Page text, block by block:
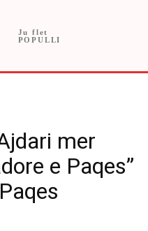
Ju flet
POPULLI
mer
e Paqes”